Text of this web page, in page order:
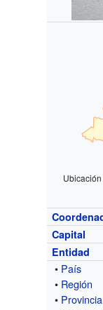
Capital
Entidad
• País
• Región
• Provincia